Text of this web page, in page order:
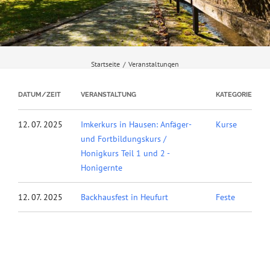
Startseite / Veranstaltungen
DATUM/ZEIT VERANSTALTUNG KATEGORIE
12. 07. 2025
Imkerkurs in Hausen: Anfäger-
und Fortbildungskurs /
Honigkurs Teil 1 und 2 -
Honigernte
Kurse
12. 07. 2025 Backhausfest in Heufurt Feste